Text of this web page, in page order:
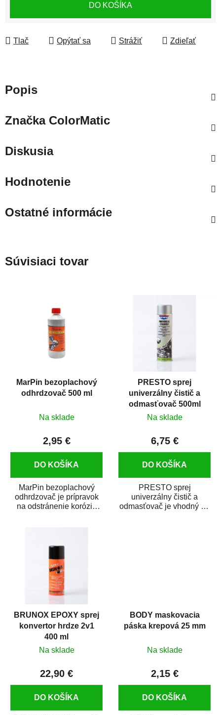
DO KOŠÍKA
Tlač Opýtať sa Strážiť Zdieľať
Popis
ZnačkaColorMatic
Diskusia
Hodnotenie
Ostatné informácie
Súvisiaci tovar
MarPin bezoplachový
odhrdzovač 500 ml
Na sklade
2,95 €
DO KOŠÍKA
MarPin bezoplachový
odhrdzovač je prípravok
na odstránenie korózie
PRESTO sprej
univerzálny čistič a
odmasťovač 500ml
Na sklade
6,75 €
DO KOŠÍKA
PRESTO sprej
univerzálny čistič a
odmasťovač je vhodný na
BRUNOX EPOXY sprej
konvertor hrdze 2v1
400 ml
Na sklade
22,90 €
DO KOŠÍKA
BODY maskovacia
páska krepová 25 mm
Na sklade
2,15 €
DO KOŠÍKA